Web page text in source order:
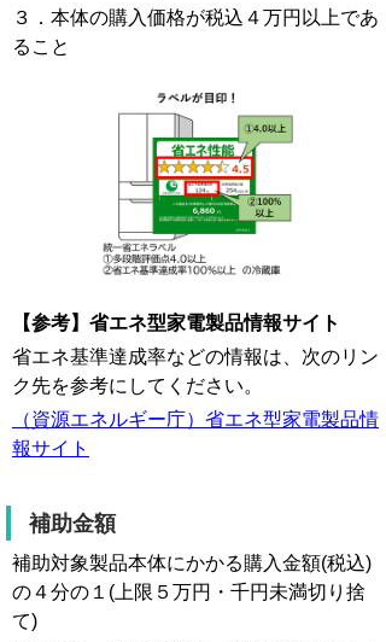
３．本体の購入価格が税込４万円以上であ
ること
【参考】省エネ型家電製品情報サイト
省エネ基準達成率などの情報は、次のリン
ク先を参考にしてください。
（資源エネルギー庁）省エネ型家電製品情
報サイト
補助金額
補助対象製品本体にかかる購入金額(税込)
の４分の１(上限５万円・千円未満切り捨
て)